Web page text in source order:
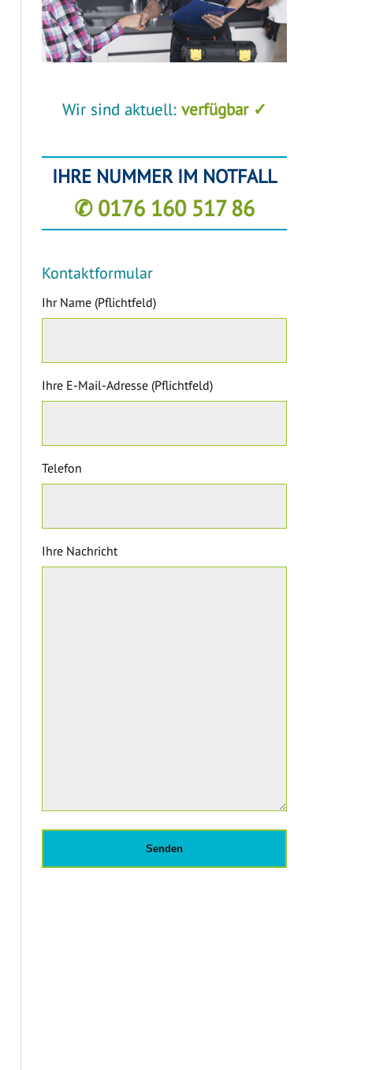
Wir sind aktuell: verfügbar ✓
IHRE NUMMER IM NOTFALL
✆ 0176 160 517 86
Kontaktformular
Ihr Name (Pflichtfeld)
Ihre E-Mail-Adresse (Pflichtfeld)
Telefon
Ihre Nachricht